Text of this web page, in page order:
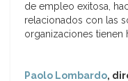
de empleo exitosa,
relacionados con las
organizaciones tienen
Paolo Lombardo,